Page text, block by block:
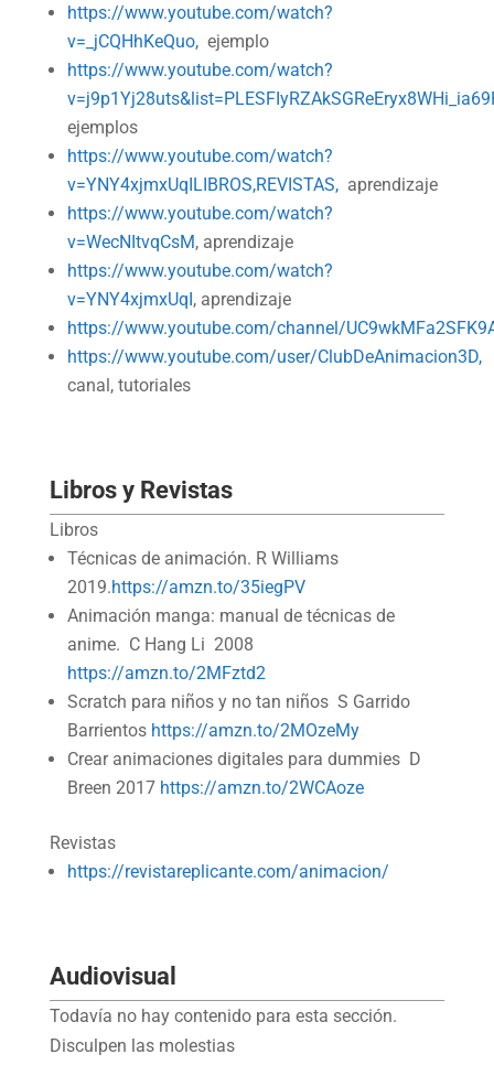
https://www.youtube.com/watch?
v=_jCQHhKeQuo,ejemplo
https://www.youtube.com/watch?
ejemplos
https://www.youtube.com/watch?
v=YNY4xjmxUqILIBROS,REVISTAS,aprendizaje
https://www.youtube.com/watch?
v=WecNItvqCsM, aprendizaje
https://www.youtube.com/watch?
v=YNY4xjmxUqI, aprendizaje
https://www.youtube.com/channel/
https://www.youtube.com/user/ClubDeAnimacion3D,
canal, tutoriales
Libros y Revistas
Libros
Técnicas de animación. R Williams
2019.https://amzn.to/35iegPV
Animación manga: manual de técnicas de
anime. C Hang Li 2008
https://amzn.to/2MFztd2
Scratch para niños y no tan niños S Garrido
Barrientos https://amzn.to/2MOzeMy
Crear animaciones digitales para dummies D
Breen 2017 https://amzn.to/2WCAoze
Revistas
https://revistareplicante.com/animacion/
Audiovisual
Todavía no hay contenido para esta sección.
Disculpen las molestias